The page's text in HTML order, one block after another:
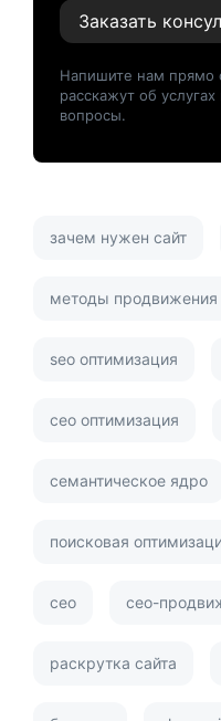
Заказать
Напишите нам прямо
расскажут об
вопросы.
зачем нужен сайт
методы продвижения
seo оптимизация
сео оптимизация
семантическое ядро
поисковая
сео сео-
раскрутка сайта